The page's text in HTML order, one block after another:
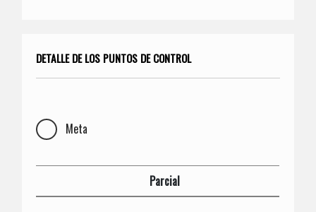
DETALLE DE LOS PUNTOS DE CONTROL
Meta
Parcial